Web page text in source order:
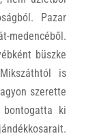
Pazar
büszke
is
szerette
ki